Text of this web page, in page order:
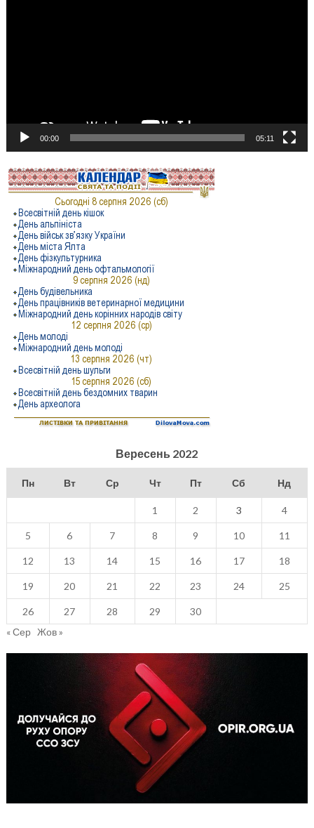
00:00 05:11
Вересень 2022
Пн Вт Ср Чт Пт Сб Нд
1 2 3 4
5 6 7 8 9 10 11
12 13 14 15 16 17 18
19 20 21 22 23 24 25
26 27 28 29
30
« Сер Жов »